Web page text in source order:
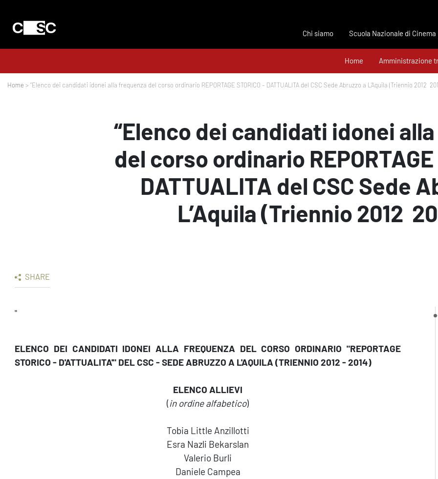
Chi siamo Scuola Nazionale di Cinema
Home Amministrazione
Home > “Elenco dei candidati idonei alla frequenza del corso ordinario REPORTAGE STORICO – DATTUALITA del CSC Sede Abruzzo a L’Aquila (Triennio 2012 
“Elenco dei candidati idonei
del corso ordinario REPORTAGE
DATTUALITA del CSC Sede
L’Aquila (Triennio 2012 
SHARE
"
ELENCO DEI CANDIDATI IDONEI ALLA FREQUENZA DEL CORSO ORDINARIO "REPORTAGE
STORICO - D'ATTUALITA'" DEL CSC - SEDE ABRUZZO A L'AQUILA (TRIENNIO 2012 - 2014)
ELENCO ALLIEVI
(in ordine alfabetico)
Tobia Little Anzillotti
Esra Nazli Bekarslan
Valerio Burli
Daniele Campea